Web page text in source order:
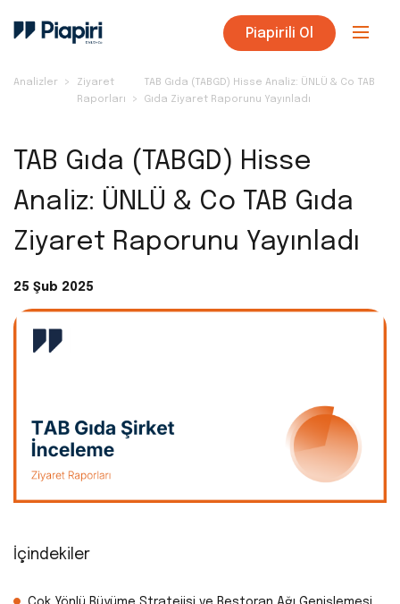
Piapirili Ol
Analizler
Ziyaret
Raporları
TAB Gıda (TABGD) Hisse Analiz: ÜNLÜ & Co TAB
Gıda Ziyaret Raporunu Yayınladı
TAB Gıda (TABGD) Hisse
Analiz: ÜNLÜ & Co TAB Gıda
Ziyaret Raporunu Yayınladı
25 Şub 2025
İçindekiler